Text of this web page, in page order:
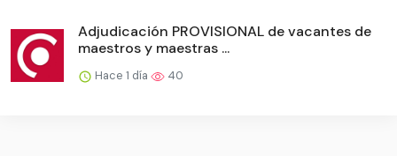
Adjudicación PROVISIONAL de vacantes de
maestros y maestras ...
Hace 1 día 40